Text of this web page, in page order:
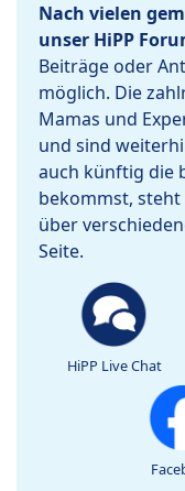
Nach vielen
unser HiPP
Beiträge oder
möglich. Die
Mamas und
und sind
auch künftig die
bekommst,
über
Seite.
HiPP Live Chat